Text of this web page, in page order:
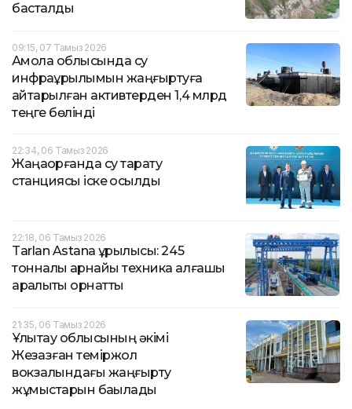
басталды
09:15, 07 Тамыз 2026
Ақмола облысында су
инфрақұрылымын жаңғыртуға
қайтарылған активтерден 1,4 млрд
теңге бөлінді
22:34, 06 Тамыз 2026
Жаңақорғанда су тарату
станциясы іске қосылды
22:18, 06 Тамыз 2026
Tarlan Astana құрылысы: 245
тонналық арнайы техника алғашқы
арқалықты орнатты
21:35, 06 Тамыз 2026
Ұлытау облысының әкімі
Жезқазған теміржол
вокзалындағы жаңғырту
жұмыстарын бақылады